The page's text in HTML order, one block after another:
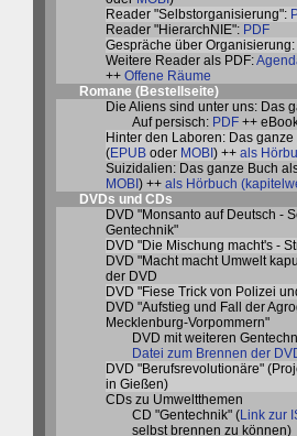
Reader "Selbstorganisierung":
Reader "HierarchNIE": PDF
Gespräche über Organisierung:
Weitere Reader als PDF:
++ Offene Räume
Romane (Bestellseite)
Die Aliens sind unter uns: Das
Auf persisch: PDF ++
Hinter den Laboren: Das
(EPUB oder MOBI ) ++ als
Suizidalien: Das ganze Buch
MOBI ) ++ als Hörbuch
DVDs und CDs
DVD "Monsanto auf Deutsch -
Gentechnik"
DVD "Die Mischung macht's -
DVD "Macht macht Umwelt
der DVD
DVD "Fiese Trick von Polizei
DVD "Aufstieg und Fall der
Mecklenburg-Vorpommern"
DVD mit weiteren
Datei zum Brennen der
DVD "Berufsrevolutionäre"
in Gießen)
CDs zu Umweltthemen
CD "Gentechnik" (Link zur
selbst brennen zu können)